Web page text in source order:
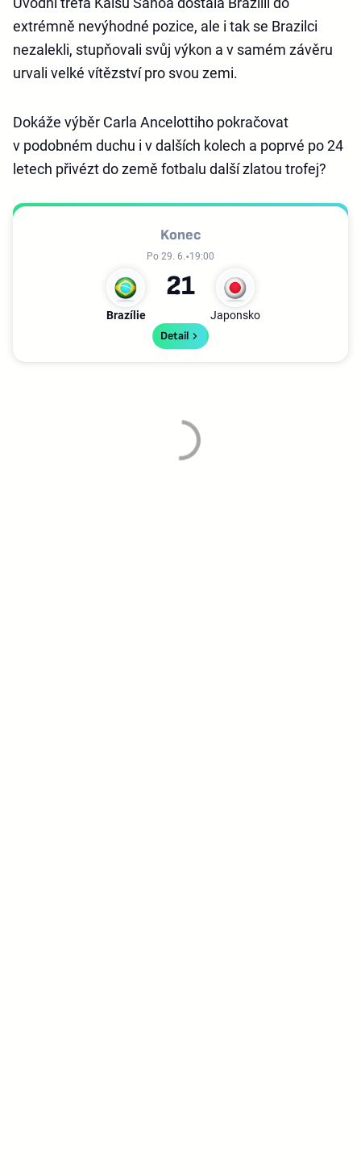
extrémně nevýhodné pozice, ale i tak se Brazilci
nezalekli, stupňovali svůj výkon a v samém závěru
urvali velké vítězství pro svou zemi.
Dokáže výběr Carla Ancelottiho pokračovat
v podobném duchu i v dalších kolech a poprvé po 24
letech přivézt do země fotbalu další zlatou trofej?
Konec
Po 29. 6. 19:00
Brazílie
2
Japonsko
1
Detail